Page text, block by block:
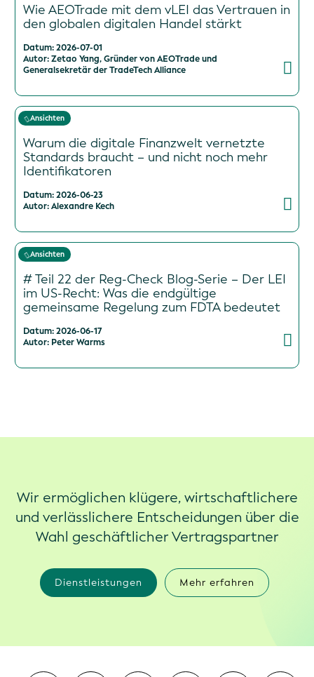
Wie AEOTrade mit dem vLEI das Vertrauen in
den globalen digitalen Handel stärkt
Datum: 2026-07-01
Autor: Zetao Yang, Gründer von AEOTrade und
Generalsekretär der TradeTech Alliance
Ansichten
Warum die digitale Finanzwelt vernetzte
Standards braucht – und nicht noch mehr
Identifikatoren
Datum: 2026-06-23
Autor: Alexandre Kech
Ansichten
# Teil 22 der Reg-Check Blog-Serie – Der LEI
im US-Recht: Was die endgültige
gemeinsame Regelung zum FDTA bedeutet
Datum: 2026-06-17
Autor: Peter Warms
Wir ermöglichen klügere, wirtschaftlichere
und verlässlichere Entscheidungen über die
Wahl geschäftlicher Vertragspartner
Dienstleistungen Mehr erfahren